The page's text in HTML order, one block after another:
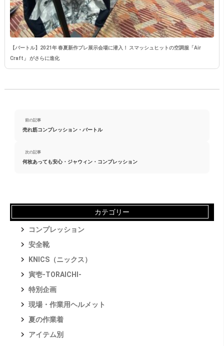
【バートル】2021年 春夏新作プレ展示会場に潜入！ スマッシュヒットの空調服「Air
Craft」 がさらに進化
前の記事
売れ筋コンプレッション・バートル
次の記事
何枚あっても安心・ジャウィン・コンプレッション
カテゴリー
コンプレッション
安全靴
KNICS（ニックス）
寅壱-TORAICHI-
特別企画
現場・作業用ヘルメット
夏の作業着
アイテム別